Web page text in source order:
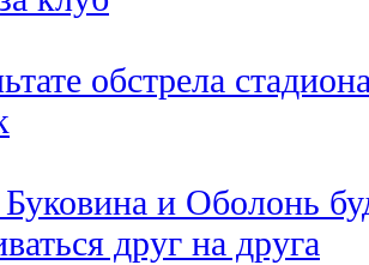
обстрела
и Оболонь
друг на друга